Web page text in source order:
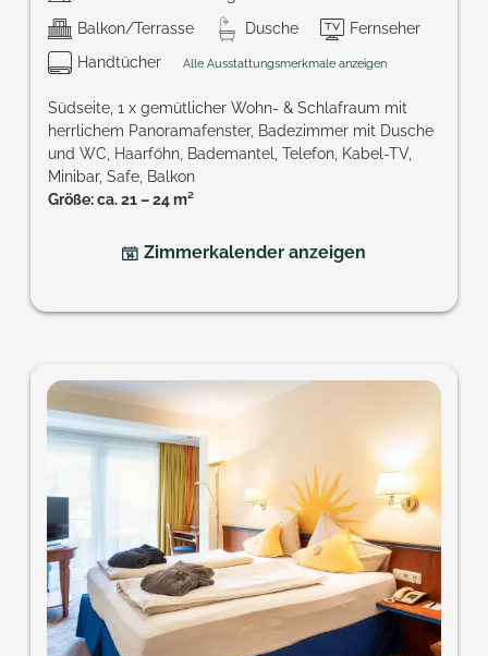
Balkon/Terrasse
Dusche
Fernseher
Handtücher
Alle Ausstattungsmerkmale anzeigen
Südseite, 1 x gemütlicher Wohn- & Schlafraum mit
herrlichem Panoramafenster, Badezimmer mit Dusche
und WC, Haarföhn, Bademantel, Telefon, Kabel-TV,
Minibar, Safe, Balkon
Größe: ca. 21 – 24 m²
Zimmerkalender anzeigen